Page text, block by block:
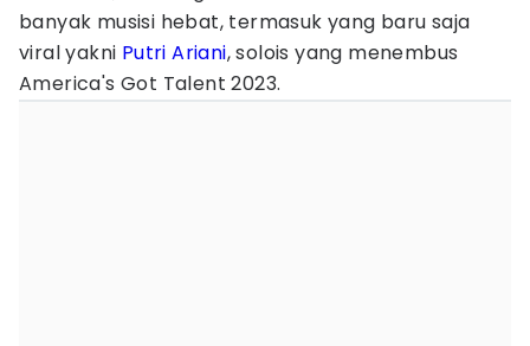
banyak musisi hebat, termasuk yang baru saja
viral yakni Putri Ariani, solois yang menembus
America's Got Talent 2023.